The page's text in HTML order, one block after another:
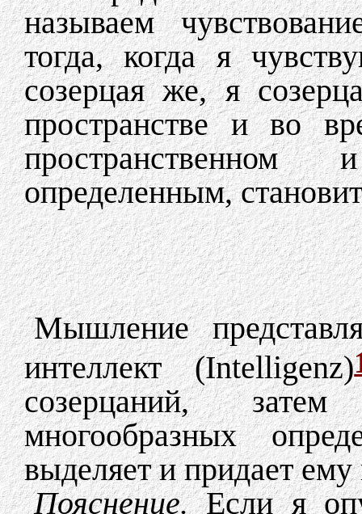
называем
тогда, когда я
созерцая же, я
пространстве и во
определенным,
Мышление
интеллект (Intelligenz)
созерцаний,
многообразных
выделяет и придает
Пояснение.Если я